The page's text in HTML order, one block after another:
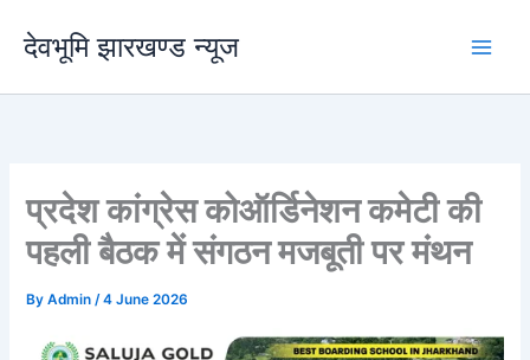
content
देवभूमि झारखण्ड न्यूज
प्रदेश कांग्रेस कोऑर्डिनेशन कमेटी की
पहली बैठक में संगठन मजबूती पर मंथन
ByAdmin/4 June 2026